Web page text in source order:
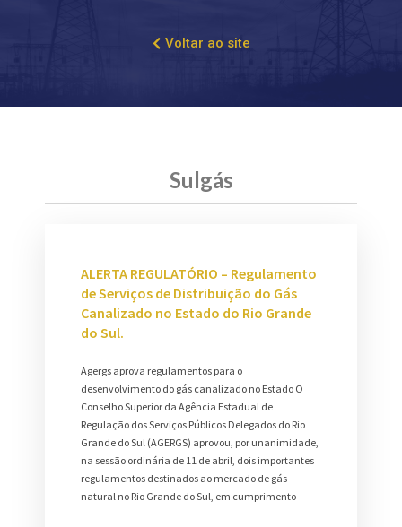
Voltar ao site
Sulgás
ALERTA REGULATÓRIO – Regulamento
de Serviços de Distribuição do Gás
Canalizado no Estado do Rio Grande
do Sul.
Agergs aprova regulamentos para o
desenvolvimento do gás canalizado no Estado O
Conselho Superior da Agência Estadual de
Regulação dos Serviços Públicos Delegados do Rio
Grande do Sul (AGERGS) aprovou, por unanimidade,
na sessão ordinária de 11 de abril, dois importantes
regulamentos destinados ao mercado de gás
natural no Rio Grande do Sul, em cumprimento